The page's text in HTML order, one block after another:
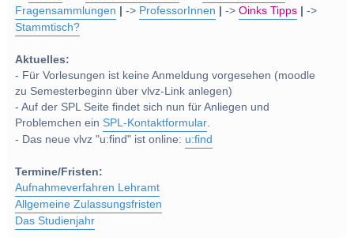
Fragensammlungen
-> ProfessorInnen ->Oinks Tipps
->
Stammtisch?
Aktuelles:
- Für Vorlesungen ist keine Anmeldung vorgesehen (moodle
zu Semesterbeginn über vlvz-Link anlegen)
- Auf der SPL Seite findet sich nun für Anliegen und
Problemchen einSPL-Kontaktformular.
- Das neue vlvz "u:find" ist online: u:find
Termine/Fristen:
Aufnahmeverfahren Lehramt
Allgemeine Zulassungsfristen
Das Studienjahr